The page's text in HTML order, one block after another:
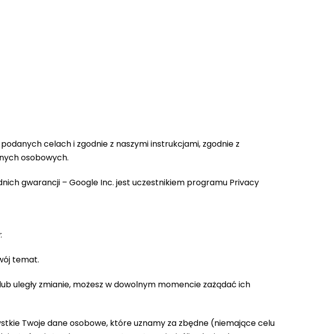
celach i zgodnie z naszymi instrukcjami, zgodnie z
osobowych.
gwarancji – Google Inc. jest uczestnikiem programu Privacy
temat.
uległy zmianie, możesz w dowolnym momencie zażądać ich
Twoje dane osobowe, które uznamy za zbędne (niemające celu